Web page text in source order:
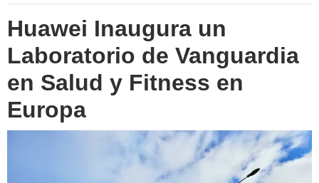
Huawei Inaugura un
Laboratorio de Vanguardia
en Salud y Fitness en
Europa